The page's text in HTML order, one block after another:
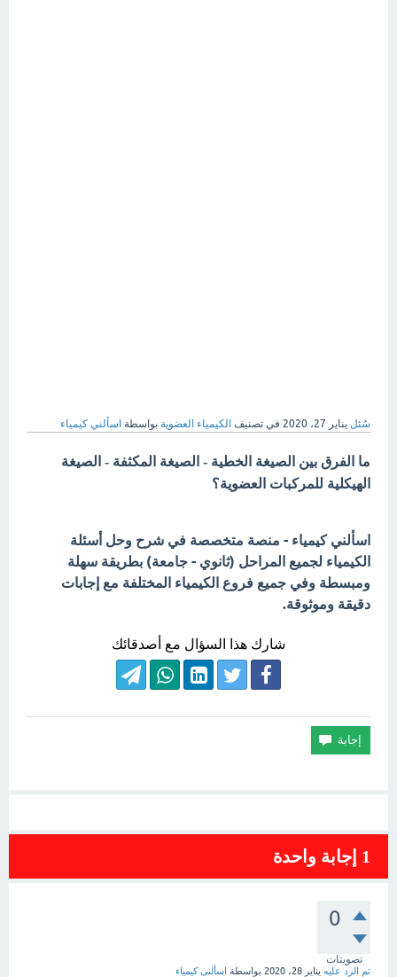
سُئل يناير 27، 2020 في تصنيف الكيمياء العضوية بواسطة اسألني كيمياء
ما الفرق بين الصيغة الخطية - الصيغة المكثفة - الصيغة
الهيكلية للمركبات العضوية؟
اسألني كيمياء - منصة متخصصة في شرح وحل أسئلة
الكيمياء لجميع المراحل (ثانوي - جامعة) بطريقة سهلة
ومبسطة وفي جميع فروع الكيمياء المختلفة مع إجابات
دقيقة وموثوقة.
شارك هذا السؤال مع أصدقائك
1 إجابة واحدة
0
تصويتات
تم الرد عليه يناير 28، 2020 بواسطة اسألنى كيمياء